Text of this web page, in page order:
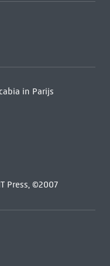
in Parijs
Press, ©2007